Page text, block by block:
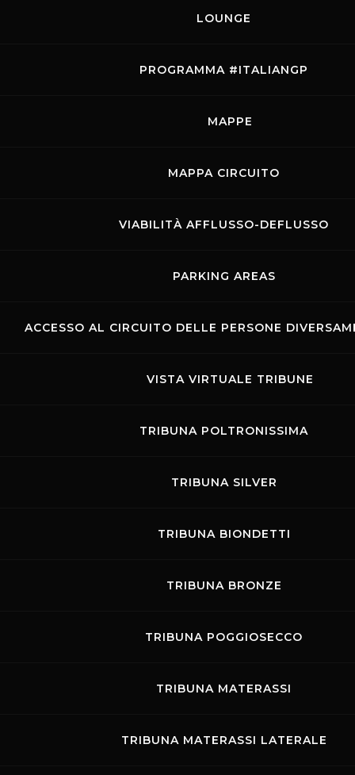
LOUNGE
PROGRAMMA #ITALIANGP
MAPPE
MAPPA CIRCUITO
VIABILITÀ AFFLUSSO-DEFLUSSO
PARKING AREAS
ACCESSO AL CIRCUITO DELLE PERSONE
VISTA VIRTUALE TRIBUNE
TRIBUNA POLTRONISSIMA
TRIBUNA SILVER
TRIBUNA BIONDETTI
TRIBUNA BRONZE
TRIBUNA POGGIOSECCO
TRIBUNA MATERASSI
TRIBUNA MATERASSI LATERALE